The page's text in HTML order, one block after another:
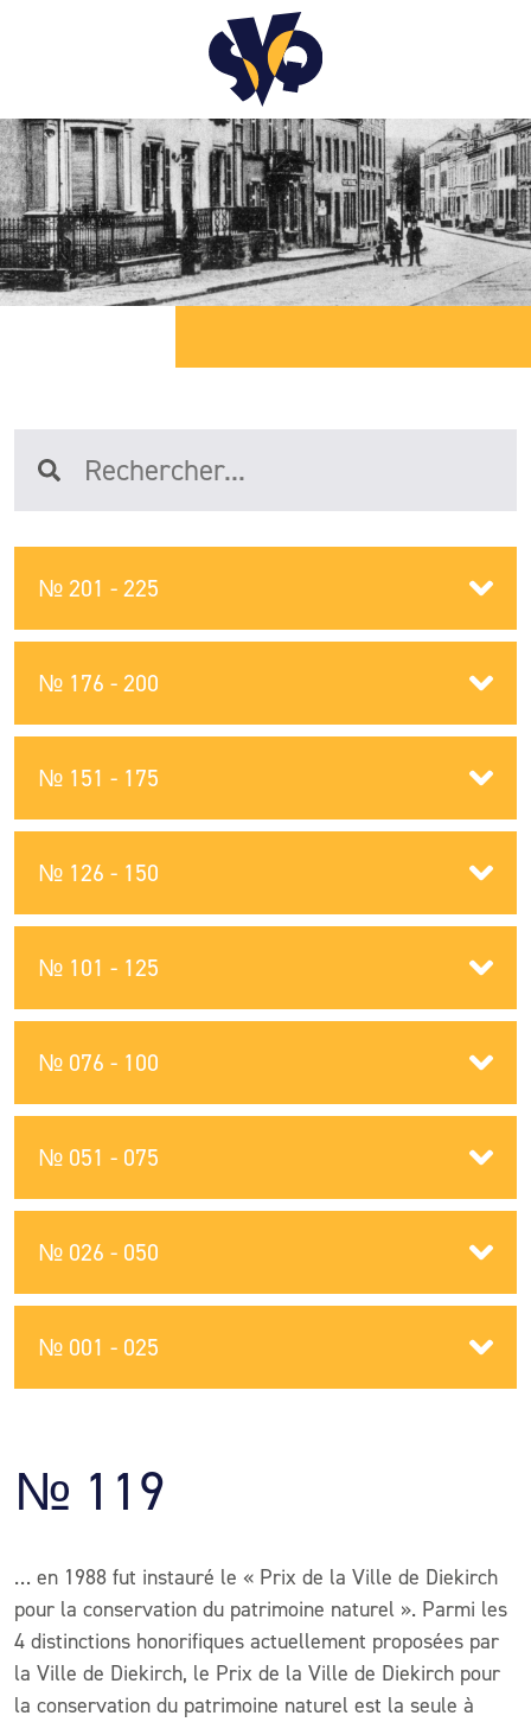
№ 001 - 025
№ 026 - 050
№ 051 - 075
№ 076 - 100
№ 101 - 125
№ 126 - 150
№ 151 - 175
№ 176 - 200
№ 201 - 225
№ 119
… en 1988 fut instauré le « Prix de la Ville de Diekirch
pour la conservation du patrimoine naturel ». Parmi les
4 distinctions honorifiques actuellement proposées par
la Ville de Diekirch, le Prix de la Ville de Diekirch pour
la conservation du patrimoine naturel est la seule à